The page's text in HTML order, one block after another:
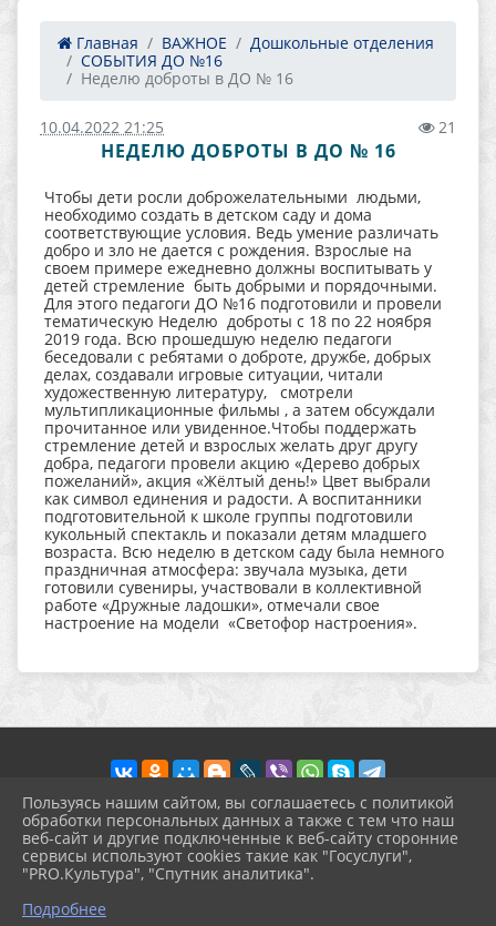
Главная ВАЖНОЕ
Дошкольные отделения
СОБЫТИЯ ДО №16
Неделю доброты в ДО № 16
10.04.2022 21:25 21
НЕДЕЛЮ ДОБРОТЫ В ДО № 16
Чтобы дети росли доброжелательными людьми,
необходимо создать в детском саду и дома
соответствующие условия. Ведь умение различать
добро и зло не дается с рождения. Взрослые на
своем примере ежедневно должны воспитывать у
детей стремление быть добрыми и порядочными.
Для этого педагоги ДО №16 подготовили и провели
тематическую Неделю доброты с 18 по 22 ноября
2019 года. Всю прошедшую неделю педагоги
беседовали с ребятами о доброте, дружбе, добрых
делах, создавали игровые ситуации, читали
художественную литературу, смотрели
мультипликационные фильмы , а затем обсуждали
прочитанное или увиденное.Чтобы поддержать
стремление детей и взрослых желать друг другу
добра, педагоги провели акцию «Дерево добрых
пожеланий», акция «Жёлтый день!» Цвет выбрали
как символ единения и радости. А воспитанники
подготовительной к школе группы подготовили
кукольный спектакль и показали детям младшего
возраста. Всю неделю в детском саду была немного
праздничная атмосфера: звучала музыка, дети
готовили сувениры, участвовали в коллективной
работе «Дружные ладошки», отмечали свое
настроение на модели «Светофор настроения».
2026 г. prohgimnaziya-2.ru
Вход
Карта сайта
Политика обработки персональных данных
Пользуясь нашим сайтом, вы соглашаетесь с политикой
обработки персональных данных а также с тем что наш
веб-сайт и другие подключенные к веб-сайту сторонние
сервисы используют cookies такие как "Госуслуги",
"PRO.Культура", "Спутник аналитика".
Подробнее